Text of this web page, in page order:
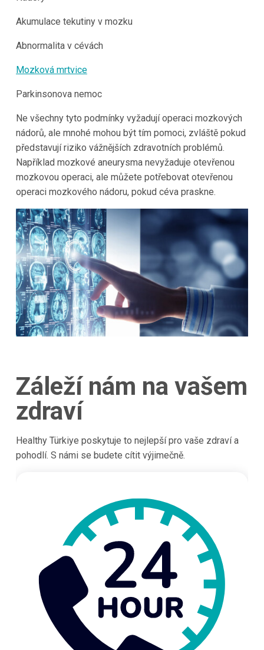
Akumulace tekutiny v mozku
Abnormalita v cévách
Mozková mrtvice
Parkinsonova nemoc
Ne všechny tyto podmínky vyžadují operaci mozkových
nádorů, ale mnohé mohou být tím pomoci, zvláště pokud
představují riziko vážnějších zdravotních problémů.
Například mozkové aneurysma nevyžaduje otevřenou
mozkovou operaci, ale můžete potřebovat otevřenou
operaci mozkového nádoru, pokud céva praskne.
Záleží nám na vašem
zdraví
Healthy Türkiye poskytuje to nejlepší pro vaše zdraví a
pohodlí. S námi se budete cítit výjimečně.